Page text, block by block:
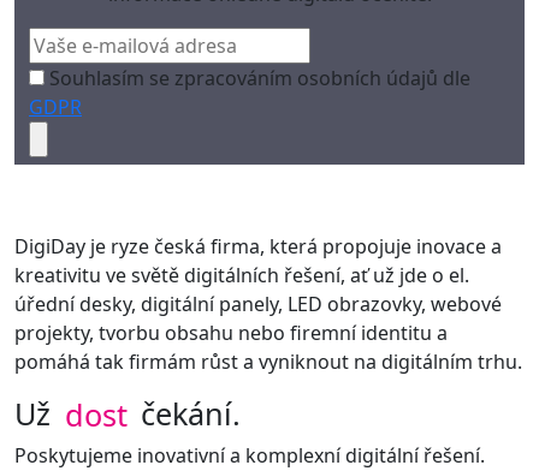
Souhlasím se zpracováním osobních údajů dle
GDPR
DigiDay je ryze česká firma, která propojuje inovace a
kreativitu ve světě digitálních řešení, ať už jde o el.
úřední desky, digitální panely, LED obrazovky, webové
projekty, tvorbu obsahu nebo firemní identitu a
pomáhá tak firmám růst a vyniknout na digitálním trhu.
Už dost čekání.
Poskytujeme inovativní a komplexní digitální řešení.